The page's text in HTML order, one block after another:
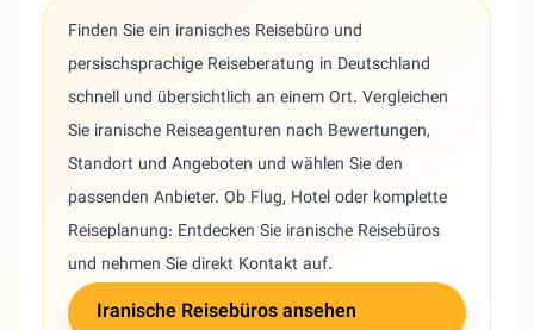
Finden Sie ein iranisches Reisebüro und
persischsprachige Reiseberatung in Deutschland
schnell und übersichtlich an einem Ort. Vergleichen
Sie iranische Reiseagenturen nach Bewertungen,
Standort und Angeboten und wählen Sie den
passenden Anbieter. Ob Flug, Hotel oder komplette
Reiseplanung: Entdecken Sie iranische Reisebüros
und nehmen Sie direkt Kontakt auf.
Iranische Reisebüros ansehen